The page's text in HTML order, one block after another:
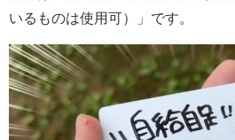
いるものは使用可）」です。